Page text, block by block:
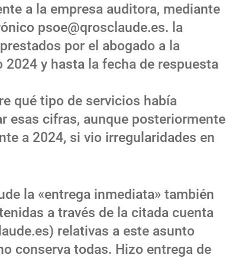
a la empresa auditora, mediante
psoe@qrosclaude.es. la
por el abogado a la
y hasta la fecha de respuesta
qué tipo de servicios había
esas cifras, aunque posteriormente
a 2024, si vio irregularidades en
la «entrega inmediata» también
a través de la citada cuenta
relativas a este asunto
conserva todas. Hizo entrega de